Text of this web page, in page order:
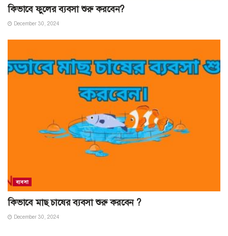
কিভাবে ফুলের ব্যবসা শুরু করবেন?
December 30, 2024
ব্যবসা
কিভাবে মাছ চাষের ব্যবসা শুরু করবেন ?
December 30, 2024